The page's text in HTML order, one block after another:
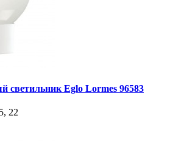
светильник Eglo Lormes 96583
, 22